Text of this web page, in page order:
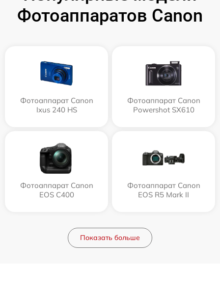
Фотоаппаратов Canon
Фотоаппарат Canon
Ixus 240 HS
Фотоаппарат Canon
Powershot SX610
Фотоаппарат Canon
EOS C400
Фотоаппарат Canon
EOS R5 Mark II
Показать больше